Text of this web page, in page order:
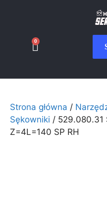
0
Strona główna /
Sękowniki / 529.080.31
Z=4L=140 SP RH